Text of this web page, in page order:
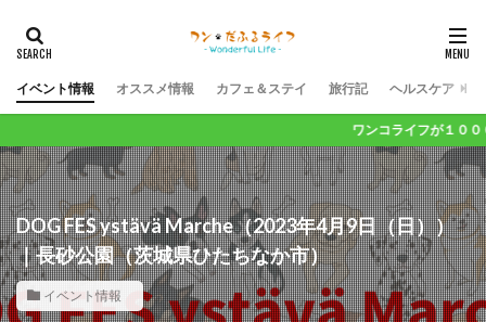
イベント情報 オススメ情報 カフェ＆ステイ 旅行記 ヘルスケア
ワンコライフが１０００倍楽し
DOG FES ystävä Marche（2023年4月9日（日））
｜長砂公園（茨城県ひたちなか市）
イベント情報